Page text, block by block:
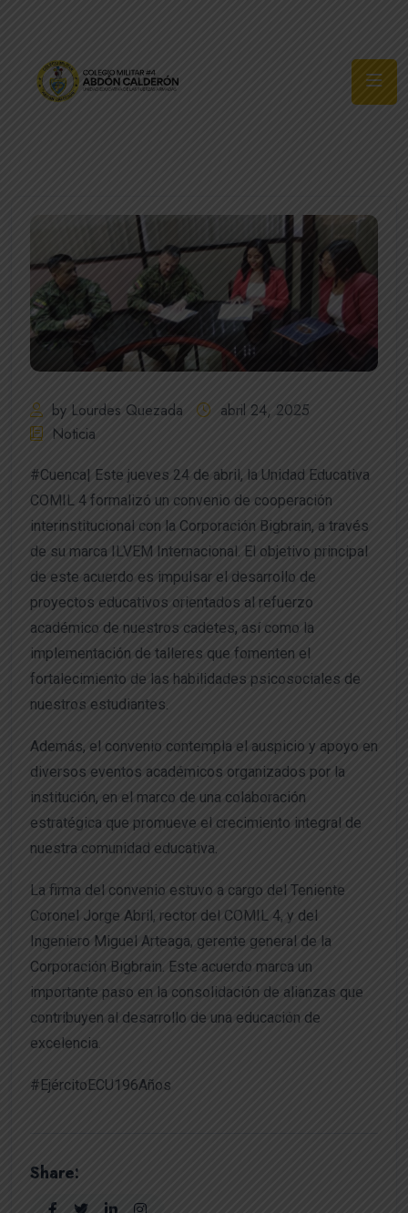
by Lourdes Quezada
abril 24, 2025
Noticia
#Cuenca| Este jueves 24 de abril, la Unidad Educativa
COMIL 4 formalizó un convenio de cooperación
interinstitucional con la Corporación Bigbrain, a través
de su marca ILVEM Internacional. El objetivo principal
de este acuerdo es impulsar el desarrollo de
proyectos educativos orientados al refuerzo
académico de nuestros cadetes, así como la
implementación de talleres que fomenten el
fortalecimiento de las habilidades psicosociales de
nuestros estudiantes.
Además, el convenio contempla el auspicio y apoyo en
diversos eventos académicos organizados por la
institución, en el marco de una colaboración
estratégica que promueve el crecimiento integral de
nuestra comunidad educativa.
La firma del convenio estuvo a cargo del Teniente
Coronel Jorge Abril, rector del COMIL 4, y del
Ingeniero Miguel Arteaga, gerente general de la
Corporación Bigbrain. Este acuerdo marca un
importante paso en la consolidación de alianzas que
contribuyen al desarrollo de una educación de
excelencia.
#EjércitoECU196Años
Share: